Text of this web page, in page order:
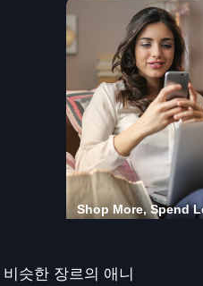
비슷한 장르의 애니